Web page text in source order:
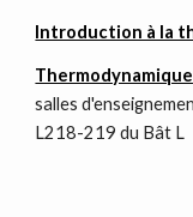
Introduction à la
Thermodynamique
salles
L218-219 du Bât L